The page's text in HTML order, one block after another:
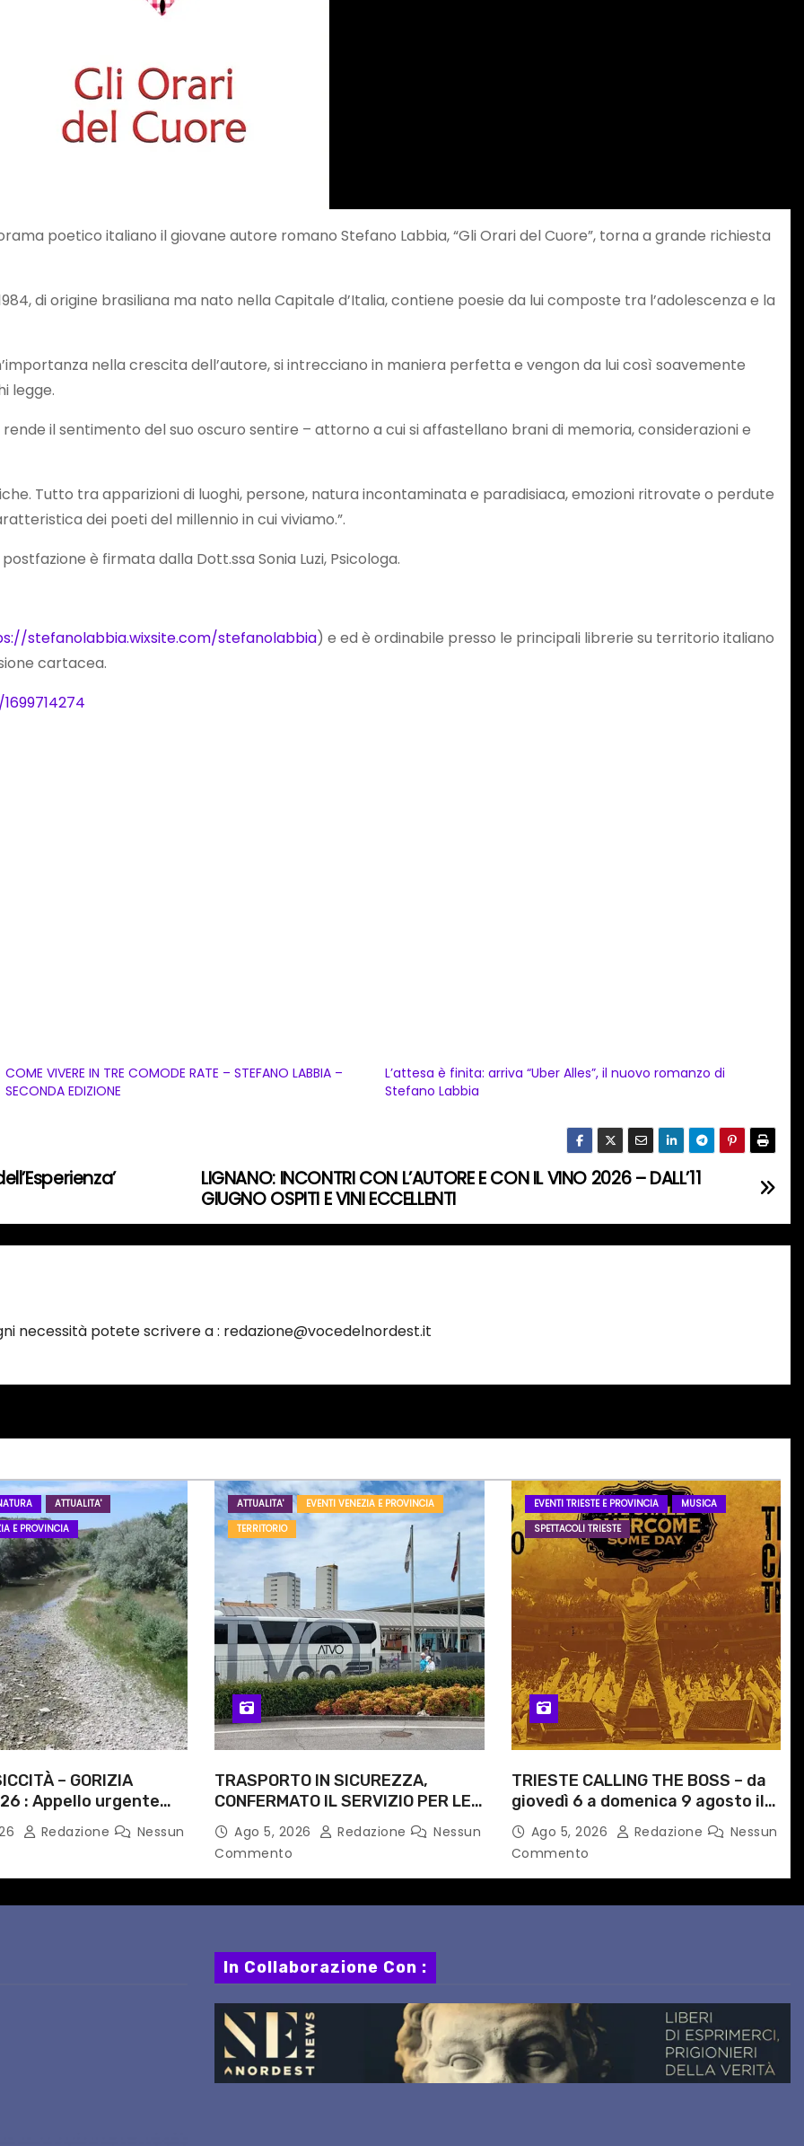
poetico italiano il giovane autore romano Stefano Labbia, “Gli Orari del Cuore”, torna a grande richiesta
di origine brasiliana ma nato nella Capitale d’Italia, contiene poesie da lui composte tra l’adolescenza e la
nella crescita dell’autore, si intrecciano in maniera perfetta e vengon da lui così soavemente
legge.
rende il sentimento del suo oscuro sentire – attorno a cui si affastellano brani di memoria, considerazioni e
Tutto tra apparizioni di luoghi, persone, natura incontaminata e paradisiaca, emozioni ritrovate o perdute
dei poeti del millennio in cui viviamo.”.
è firmata dalla Dott.ssa Sonia Luzi, Psicologa.
stefanolabbia.wixsite.com/stefanolabbia) e ed è ordinabile presso le principali librerie su territorio italiano
cartacea.
COME VIVERE IN TRE COMODE RATE – STEFANO LABBIA –
SECONDA EDIZIONE
L’attesa è finita: arriva “Uber Alles”, il nuovo romanzo di
Stefano Labbia
LIGNANO: INCONTRI CON L’AUTORE E CON IL VINO 2026 – DALL’11
GIUGNO OSPITI E VINI ECCELLENTI
necessità potete scrivere a : redazione@vocedelnordest.it
ATTUALITA'
E PROVINCIA
– GORIZIA
: Appello urgente
competenti
Redazione
Nessun
ATTUALITA'
EVENTI VENEZIA E PROVINCIA
TERRITORIO
TRASPORTO IN SICUREZZA,
CONFERMATO IL SERVIZIO PER LE
NOTTI DI AGOSTO: DEFINITI
PERCORSI, FERMATE E ORARIO
Ago 5, 2026 Redazione
Nessun
Commento
EVENTI TRIESTE E PROVINCIA
MUSICA
SPETTACOLI TRIESTE
TRIESTE CALLING THE BOSS – da
giovedì 6 a domenica 9 agosto il
festival triestino dedicato a
Springsteen
Ago 5, 2026 Redazione
Nessun
Commento
In Collaborazione Con :